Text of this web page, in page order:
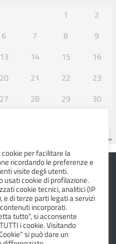
1
2
6 7 8
9
13 14 15
16
20 21 22
23
27 28 29
30
SET »
ALBINEA
Albinea (R.E.)
cookie per facilitare la
ricordando le preferenze e
visite degli utenti.
usati cookie di profilazione.
cookie tecnici, analitici (IP
e di terze parti legati a servizi
incorporati.
tutto", si acconsente
i cookie. Visitando
si può dare un